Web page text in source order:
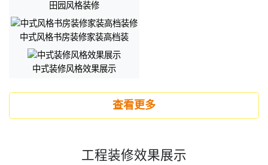
田园风格装修
中式风格书房装修家装高档装
中式装修风格效果展示
查看更多
工程装修效果展示